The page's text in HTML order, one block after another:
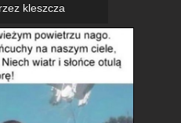
kleszcza